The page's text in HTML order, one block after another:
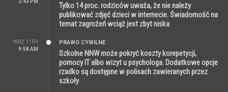
2:43 PM
Tylko 14 proc. rodziców uważa, że nie należy
publikować zdjęć dzieci w internecie. Świadomość na
temat zagrożeń wciąż jest zbyt niska
WRZ 11TH
9:58 AM
PRAWO CYWILNE
Szkolne NNW może pokryć koszty korepetycji,
pomocy IT albo wizyt u psychologa. Dodatkowe opcje
rzadko są dostępne w polisach zawieranych przez
szkoły